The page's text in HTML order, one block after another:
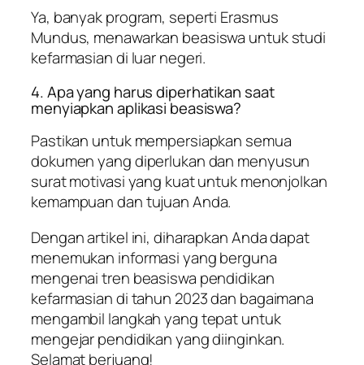
Ya, banyak program, seperti Erasmus
Mundus, menawarkan beasiswa untuk studi
kefarmasian di luar negeri.
4. Apa yang harus diperhatikan saat
menyiapkan aplikasi beasiswa?
Pastikan untuk mempersiapkan semua
dokumen yang diperlukan dan menyusun
surat motivasi yang kuat untuk menonjolkan
kemampuan dan tujuan Anda.
Dengan artikel ini, diharapkan Anda dapat
menemukan informasi yang berguna
mengenai tren beasiswa pendidikan
kefarmasian di tahun 2023 dan bagaimana
mengambil langkah yang tepat untuk
mengejar pendidikan yang diinginkan.
Selamat berjuang!